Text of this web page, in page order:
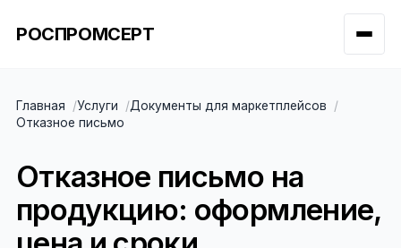
РОСПРОМСЕРТ
Главная Услуги
Документы для маркетплейсов
Отказное письмо
Отказное письмо на
продукцию: оформление,